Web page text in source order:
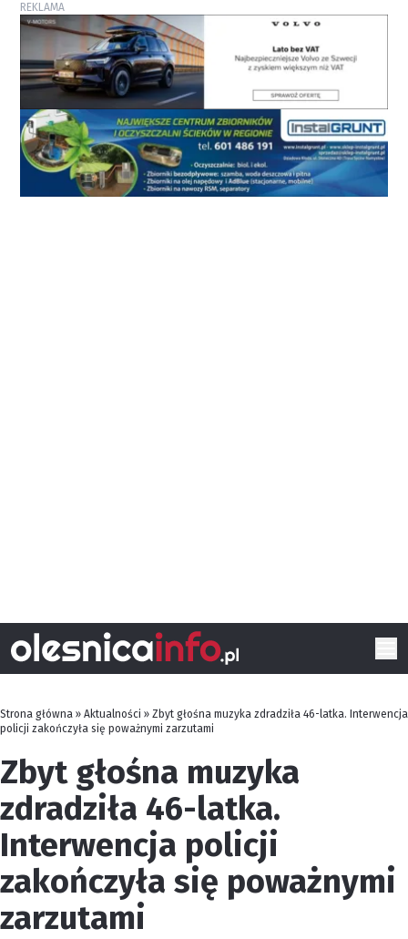
REKLAMA
Strona główna » Aktualności » Zbyt głośna muzyka zdradziła 46-latka. Interwencja
policji zakończyła się poważnymi zarzutami
Zbyt głośna muzyka
zdradziła 46-latka.
Interwencja policji
zakończyła się poważnymi
zarzutami